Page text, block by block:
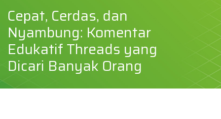
Cepat, Cerdas, dan
Nyambung: Komentar
Edukatif Threads yang
Dicari Banyak Orang